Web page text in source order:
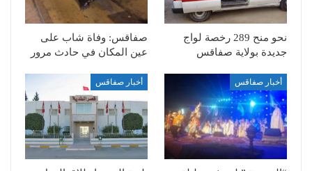
نحو منح 289 رخصة لواج
جديدة بولاية صفاقس
صفاقس: وفاة شاب على
عين المكان في حادث مرور
أخبار صفاقس أخبار صفاقس